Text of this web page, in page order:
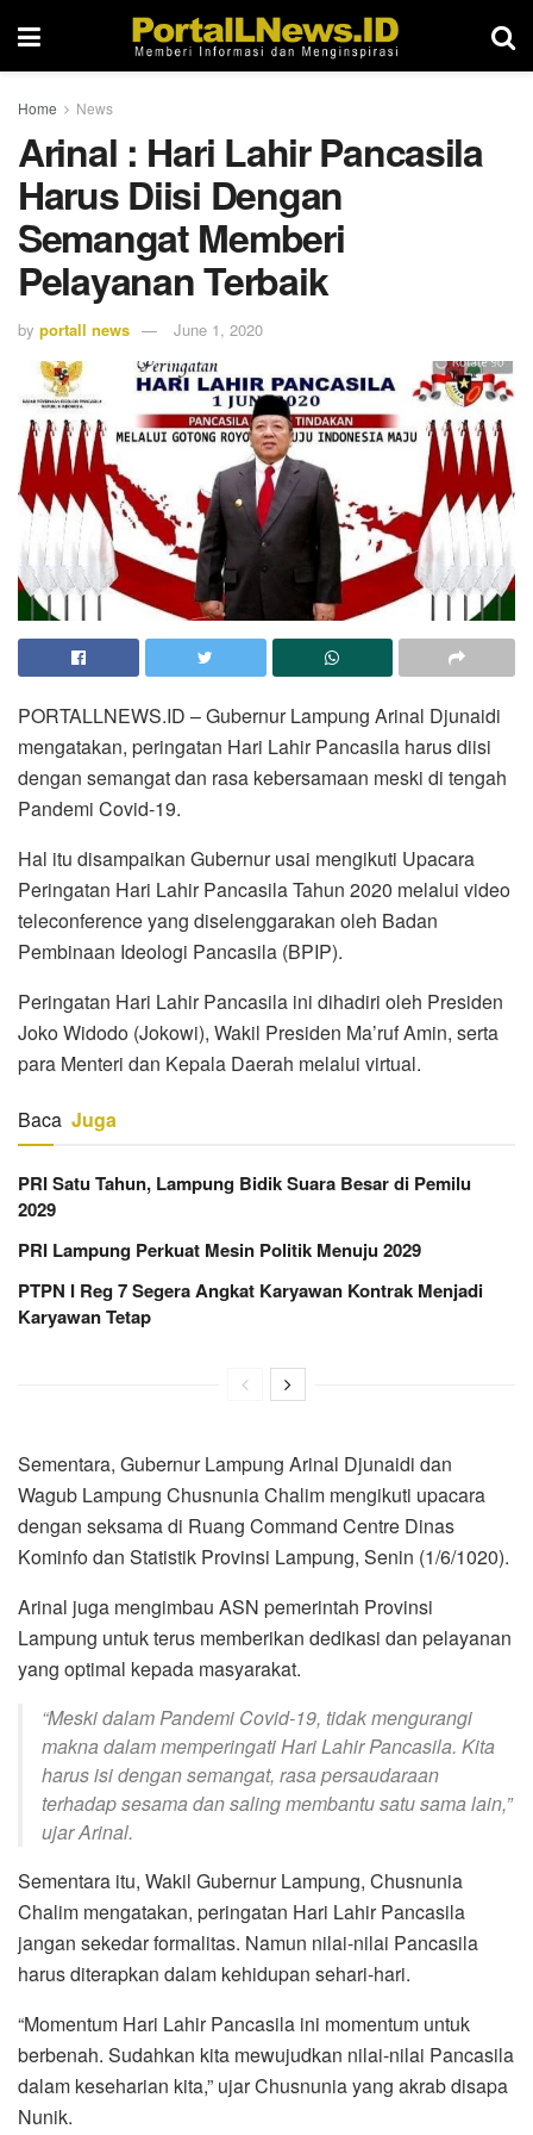
Home News
Arinal : Hari Lahir Pancasila
Harus Diisi Dengan
Semangat Memberi
Pelayanan Terbaik
by portall news June 1, 2020
PORTALLNEWS.ID – Gubernur Lampung Arinal Djunaidi
mengatakan, peringatan Hari Lahir Pancasila harus diisi
dengan semangat dan rasa kebersamaan meski di tengah
Pandemi Covid-19.
Hal itu disampaikan Gubernur usai mengikuti Upacara
Peringatan Hari Lahir Pancasila Tahun 2020 melalui video
teleconference yang diselenggarakan oleh Badan
Pembinaan Ideologi Pancasila (BPIP).
Peringatan Hari Lahir Pancasila ini dihadiri oleh Presiden
Joko Widodo (Jokowi), Wakil Presiden Ma’ruf Amin, serta
para Menteri dan Kepala Daerah melalui virtual.
Baca Juga
PRI Satu Tahun, Lampung Bidik Suara Besar di Pemilu
2029
PRI Lampung Perkuat Mesin Politik Menuju 2029
PTPN I Reg 7 Segera Angkat Karyawan Kontrak Menjadi
Karyawan Tetap
Sementara, Gubernur Lampung Arinal Djunaidi dan
Wagub Lampung Chusnunia Chalim mengikuti upacara
dengan seksama di Ruang Command Centre Dinas
Kominfo dan Statistik Provinsi Lampung, Senin (1/6/1020).
Arinal juga mengimbau ASN pemerintah Provinsi
Lampung untuk terus memberikan dedikasi dan pelayanan
yang optimal kepada masyarakat.
“Meski dalam Pandemi Covid-19, tidak mengurangi
makna dalam memperingati Hari Lahir Pancasila. Kita
harus isi dengan semangat, rasa persaudaraan
terhadap sesama dan saling membantu satu sama lain,”
ujar Arinal.
Sementara itu, Wakil Gubernur Lampung, Chusnunia
Chalim mengatakan, peringatan Hari Lahir Pancasila
jangan sekedar formalitas. Namun nilai-nilai Pancasila
harus diterapkan dalam kehidupan sehari-hari.
“Momentum Hari Lahir Pancasila ini momentum untuk
berbenah. Sudahkan kita mewujudkan nilai-nilai Pancasila
dalam keseharian kita,” ujar Chusnunia yang akrab disapa
Nunik.